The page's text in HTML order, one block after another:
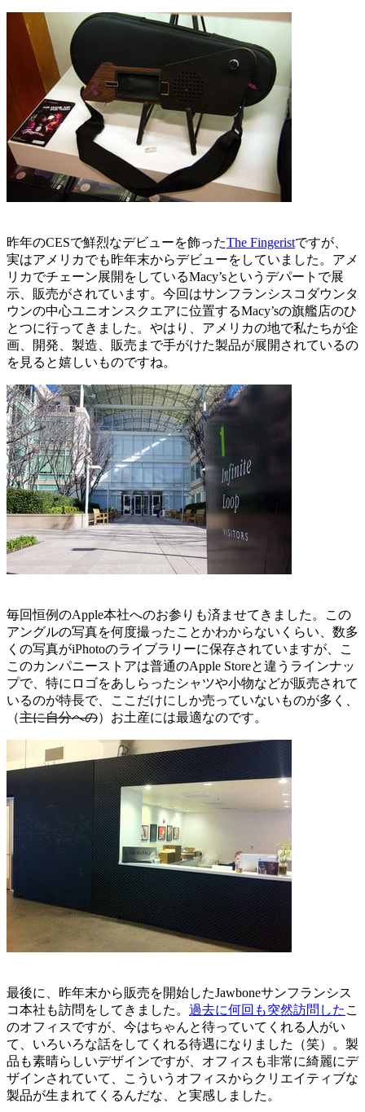
昨年のCESで鮮烈なデビューを飾ったThe Fingeristですが、
実はアメリカでも昨年末からデビューをしていました。アメ
リカでチェーン展開をしているMacy’sというデパートで展
示、販売がされています。今回はサンフランシスコダウンタ
ウンの中心ユニオンスクエアに位置するMacy’sの旗艦店のひ
とつに行ってきました。やはり、アメリカの地で私たちが企
画、開発、製造、販売まで手がけた製品が展開されているの
を見ると嬉しいものですね。
毎回恒例のApple本社へのお参りも済ませてきました。この
アングルの写真を何度撮ったことかわからないくらい、数多
くの写真がiPhotoのライブラリーに保存されていますが、こ
このカンパニーストアは普通のApple Storeと違うラインナッ
プで、特にロゴをあしらったシャツや小物などが販売されて
いるのが特長で、ここだけにしか売っていないものが多く、
（主に自分への）お土産には最適なのです。
最後に、昨年末から販売を開始したJawboneサンフランシス
コ本社も訪問をしてきました。 過去に何回も突然訪問した こ
のオフィスですが、今はちゃんと待っていてくれる人がい
て、いろいろな話をしてくれる待遇になりました（笑）。製
品も素晴らしいデザインですが、オフィスも非常に綺麗にデ
ザインされていて、こういうオフィスからクリエイティブな
製品が生まれてくるんだな、と実感しました。